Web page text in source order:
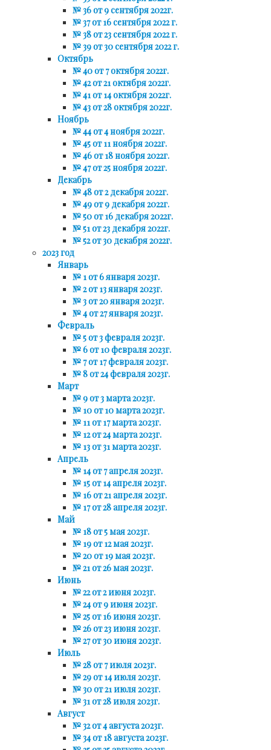
№ 36 от 9 сентября 2022г.
№ 37 от 16 сентября 2022 г.
№ 38 от 23 сентября 2022 г.
№ 39 от 30 сентября 2022 г.
Октябрь
№ 40 от 7 октября 2022г.
№ 42 от 21 октября 2022г.
№ 41 от 14 октября 2022г.
№ 43 от 28 октября 2022г.
Ноябрь
№ 44 от 4 ноября 2022г.
№ 45 от 11 ноября 2022г.
№ 46 от 18 ноября 2022г.
№ 47 от 25 ноября 2022г.
Декабрь
№ 48 от 2 декабря 2022г.
№ 49 от 9 декабря 2022г.
№ 50 от 16 декабря 2022г.
№ 51 от 23 декабря 2022г.
№ 52 от 30 декабря 2022г.
2023 год
Январь
№ 1 от 6 января 2023г.
№ 2 от 13 января 2023г.
№ 3 от 20 января 2023г.
№ 4 от 27 января 2023г.
Февраль
№ 5 от 3 февраля 2023г.
№ 6 от 10 февраля 2023г.
№ 7 от 17 февраля 2023г.
№ 8 от 24 февраля 2023г.
Март
№ 9 от 3 марта 2023г.
№ 10 от 10 марта 2023г.
№ 11 от 17 марта 2023г.
№ 12 от 24 марта 2023г.
№ 13 от 31 марта 2023г.
Апрель
№ 14 от 7 апреля 2023г.
№ 15 от 14 апреля 2023г.
№ 16 от 21 апреля 2023г.
№ 17 от 28 апреля 2023г.
Май
№ 18 от 5 мая 2023г.
№ 19 от 12 мая 2023г.
№ 20 от 19 мая 2023г.
№ 21 от 26 мая 2023г.
Июнь
№ 22 от 2 июня 2023г.
№ 24 от 9 июня 2023г.
№ 25 от 16 июня 2023г.
№ 26 от 23 июня 2023г.
№ 27 от 30 июня 2023г.
Июль
№ 28 от 7 июля 2023г.
№ 29 от 14 июля 2023г.
№ 30 от 21 июля 2023г.
№ 31 от 28 июля 2023г.
Август
№ 32 от 4 августа 2023г.
№ 34 от 18 августа 2023г.